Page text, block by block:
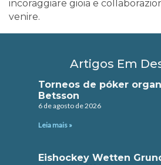
incoraggiare gioia e
venire.
Artigos Em
Torneos de póker
Betsson
6 de agosto de 2026
Leia mais »
Eishockey Wetten